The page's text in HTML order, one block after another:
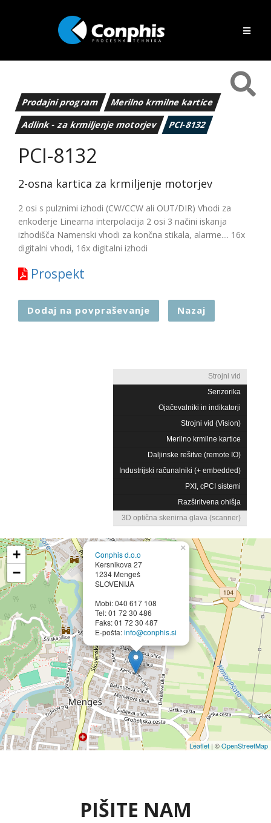
Prodajni program
Merilno krmilne kartice
Adlink - za krmiljenje motorjev
PCI-8132
PCI-8132
2-osna kartica za krmiljenje motorjev
2 osi s pulznimi izhodi (CW/CCW ali OUT/DIR) Vhodi za
enkoderje Linearna interpolacija 2 osi 3 načini iskanja
izhodišča Namenski vhodi za končna stikala, alarme.... 16x
digitalni vhodi, 16x digitalni izhodi
Prospekt
Dodaj na povpraševanje Nazaj
Strojni vid
Senzorika
Ojačevalniki in indikatorji
Strojni vid (Vision)
Merilno krmilne kartice
Daljinske rešitve (remote IO)
Industrijski računalniki (+ embedded)
PXI, cPCI sistemi
Razširitvena ohišja
3D optična skenirna glava (scanner)
Conphis d.o.o
Kersnikova 27
1234 Mengeš
SLOVENIJA
Mobi: 040 617 108
Tel: 01 72 30 486
Faks: 01 72 30 487
E-pošta:info@conphis.si
×
+
−
Leaflet | ©OpenStreetMap
PIŠITE NAM